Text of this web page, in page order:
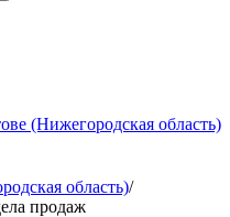
(Нижегородская область)
область)/
продаж